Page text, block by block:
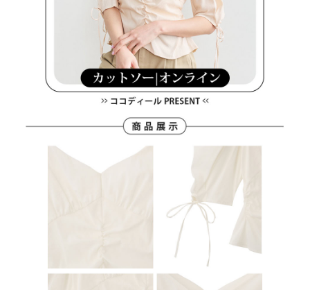
時審查核予不同之上限額度；若仍有額度不足之情形，本公司將視審查結果
請求用戶進行身份認證。
５．嚴禁一人註冊多個帳號或使用他人資訊註冊。若發現惡意使用之情形，
恩沛科技股份有限公司將有權停止該用戶之使用額度並採取法律行動。